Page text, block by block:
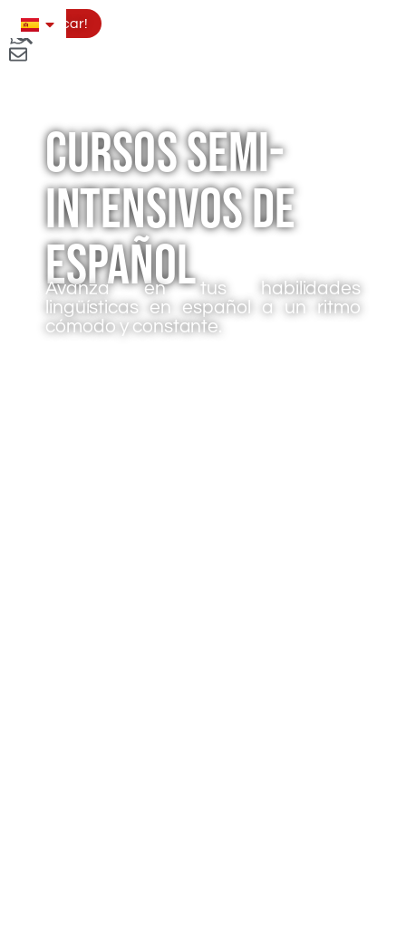
Aplicar!
Cursos semi-
intensivos de
Español
Avanza en tus habilidades
lingüísticas en español a un ritmo
cómodo y constante.